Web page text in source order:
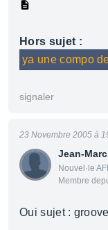
Hors sujet :
ya une compo
signaler
Jean-
Nouvel·le
Membre
23 Novembre 2005 à
Oui sujet :